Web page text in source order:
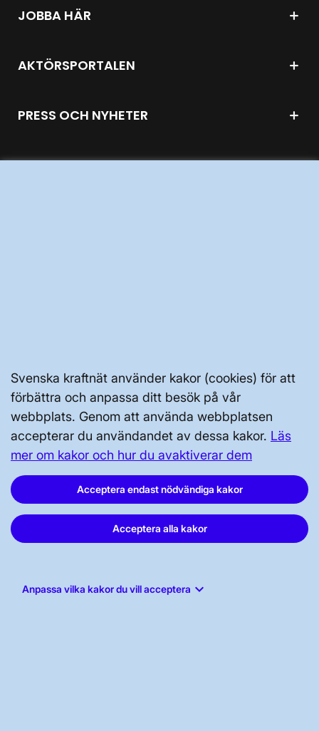
Svenska kraftnät använder kakor (cookies) för att
förbättra och anpassa ditt besök på vår
webbplats. Genom att använda webbplatsen
accepterar du användandet av dessa kakor. Läs
mer om kakor och hur du avaktiverar dem
Acceptera endast nödvändiga kakor
Acceptera alla kakor
Anpassa vilka kakor du vill acceptera keyboard_arrow_down
JOBBA HÄR
AKTÖRSPORTALEN
PRESS OCH NYHETER
OM WEBBPLATSEN
Svenska kraftnät, Box 1200, 172 24
Sundbyberg
E-post:registrator@svk.se
Vår dataskyddspolicy
Tillgänglighetsredogörelse